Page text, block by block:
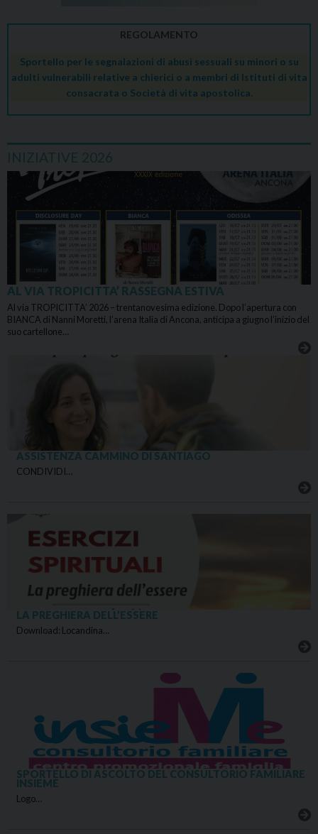
REGOLAMENTO
Sportello per le segnalazioni di abusi sessuali su minori o su
adulti vulnerabili relative a chierici o a membri di Istituti di vita
consacrata o Società di vita apostolica.
INIZIATIVE 2026
AL VIA TROPICITTA’ RASSEGNA ESTIVA
Al via TROPICITTA’ 2026 – trentanovesima edizione. Dopo l’apertura con
BIANCA di Nanni Moretti, l’arena Italia di Ancona, anticipa a giugno l’inizio del
suo cartellone…
ASSISTENZA CAMMINO DI SANTIAGO
CONDIVIDI…
LA PREGHIERA DELL’ESSERE
Download: Locandina…
SPORTELLO DI ASCOLTO DEL CONSULTORIO FAMILIARE
INSIEME
Logo…